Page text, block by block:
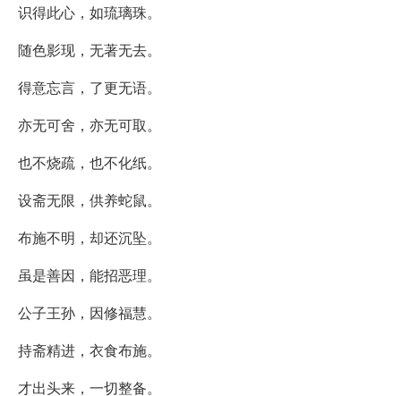
识得此心，如琉璃珠。
随色影现，无著无去。
得意忘言，了更无语。
亦无可舍，亦无可取。
也不烧疏，也不化纸。
设斋无限，供养蛇鼠。
布施不明，却还沉坠。
虽是善因，能招恶理。
公子王孙，因修福慧。
持斋精进，衣食布施。
才出头来，一切整备。